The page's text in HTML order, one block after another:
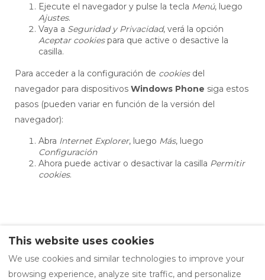
Ejecute el navegador y pulse la tecla Menú, luego
Ajustes.
Vaya a Seguridad y Privacidad, verá la opción
Aceptar cookiespara que active o desactive la
casilla.
Para acceder a la configuración de cookiesdel
navegador para dispositivos Windows Phone siga estos
pasos (pueden variar en función de la versión del
navegador):
Abra Internet Explorer, luego Más, luego
Configuración
Ahora puede activar o desactivar la casilla Permitir
cookies.
Cookie policy
This website uses cookies
We use cookies and similar technologies to improve your
browsing experience, analyze site traffic, and personalize